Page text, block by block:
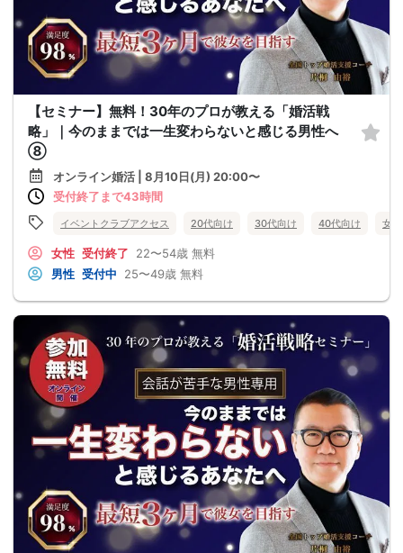
【セミナー】無料！30年のプロが教える「婚活戦
略」｜今のままでは一生変わらないと感じる男性へ
⑧
オンライン婚活 | 8月10日(月) 20:00〜
受付終了まで43時間
イベントクラブアクセス 20代向け 30代向け 40代向け 女
女性 受付終了 22〜54歳 無料
男性 受付中 25〜49歳 無料